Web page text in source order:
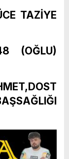
TAZİYE
(OĞLU)